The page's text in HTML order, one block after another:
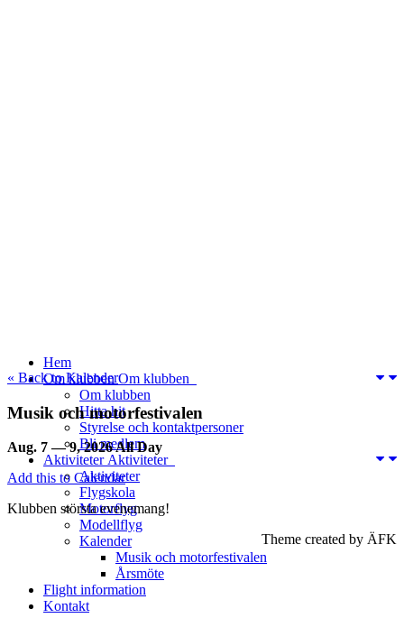
Hem
Om klubbenOm klubben
Om klubben
Hitta hit
Styrelse och kontaktpersoner
Bli medlem
Aktiviteter Aktiviteter
Aktiviteter
Flygskola
Motorflyg
Modellflyg
Kalender
Musik och motorfestivalen
Årsmöte
Flight information
Kontakt
« Back to Kalender
Musik och motorfestivalen
Aug. 7 — 9, 2026All Day
Add this to Calendar
Klubben största evenemang!
Theme created by ÄFK